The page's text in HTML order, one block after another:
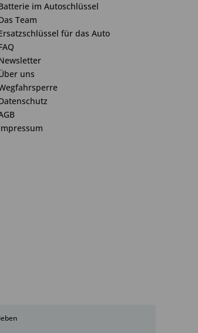
im Autoschlüssel
Team
für das Auto
uns